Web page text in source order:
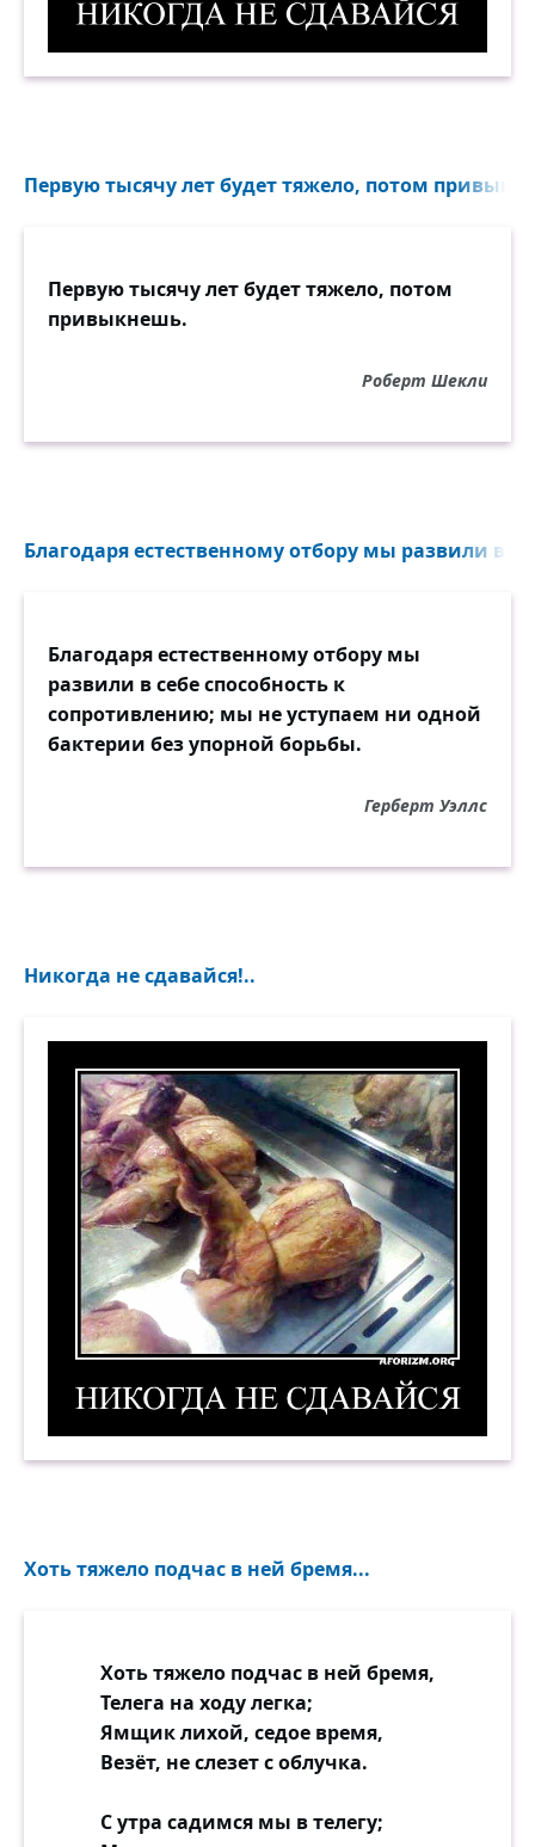
Первую тысячу лет будет тяжело, потом
Первую тысячу лет будет тяжело, потом
привыкнешь.
Роберт Шекли
Благодаря естественному отбору мы развили в
Благодаря естественному отбору мы
развили в себе способность к
сопротивлению; мы не уступаем ни одной
бактерии без упорной борьбы.
Герберт Уэллс
Никогда не сдавайся!..
Хоть тяжело подчас в ней бремя...
Хоть тяжело подчас в ней бремя,
Телега на ходу легка;
Ямщик лихой, седое время,
Везёт, не слезет с облучка.
С утра садимся мы в телегу;